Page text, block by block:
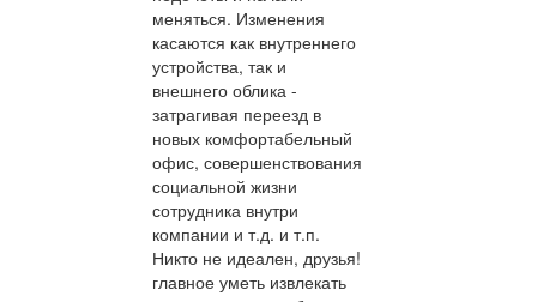
меняться. Изменения
касаются как внутреннего
устройства, так и
внешнего облика -
затрагивая переезд в
новых комфортабельный
офис, совершенствования
социальной жизни
сотрудника внутри
компании и т.д. и т.п.
Никто не идеален, друзья!
главное уметь извлекать